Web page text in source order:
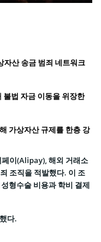
자산 송금 범죄 네트워크
불법 자금 이동을 위장한
가상자산 규제를 한층 강
이(Alipay), 해외 거래소
조직을 적발했다. 이 조
형수술 비용과 학비 결제
다.